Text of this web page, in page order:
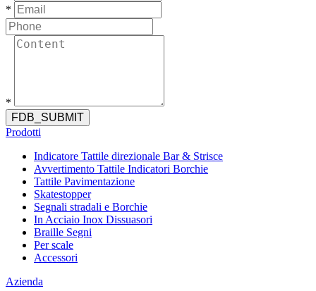
*
*
FDB_SUBMIT
Prodotti
Indicatore Tattile direzionale Bar & Strisce
Avvertimento Tattile Indicatori Borchie
Tattile Pavimentazione
Skatestopper
Segnali stradali e Borchie
In Acciaio Inox Dissuasori
Braille Segni
Per scale
Accessori
Azienda